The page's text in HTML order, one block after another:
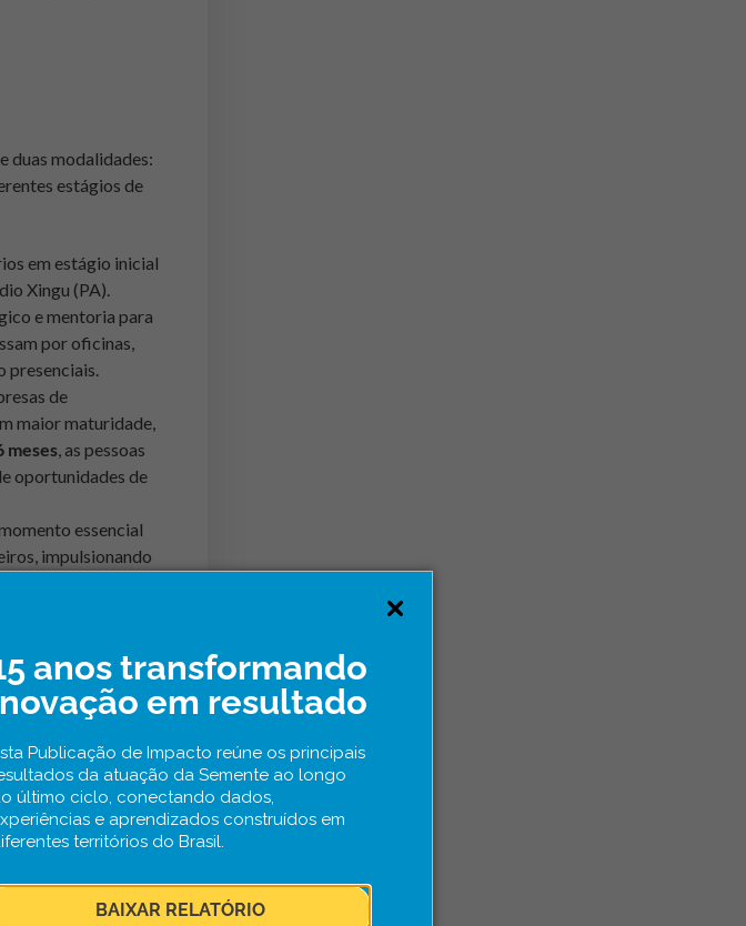
anos transformando
em resultado
Publicação de Impacto reúne os principais
da atuação da Semente ao longo
último ciclo, conectando dados,
e aprendizados construídos em
territórios do Brasil.
BAIXAR RELATÓRIO
duas modalidades:
estágios de
em estágio inicial
Xingu (PA).
e mentoria para
por oficinas,
presenciais​.
de
maior maturidade,
meses, as pessoas
oportunidades de
essencial
impulsionando
por mulheres,